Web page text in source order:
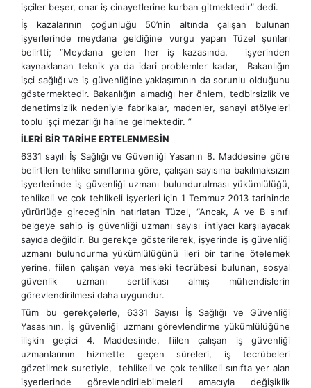
işçiler beşer, onar iş cinayetlerine kurban gitmektedir” dedi.
İş kazalarının çoğunluğu 50’nin altında çalışan bulunan
işyerlerinde meydana geldiğine vurgu yapan Tüzel şunları
belirtti; “Meydana gelen her iş kazasında, işyerinden
kaynaklanan teknik ya da idari problemler kadar, Bakanlığın
işçi sağlığı ve iş güvenliğine yaklaşımının da sorunlu olduğunu
göstermektedir. Bakanlığın almadığı her önlem, tedbirsizlik ve
denetimsizlik nedeniyle fabrikalar, madenler, sanayi atölyeleri
toplu işçi mezarlığı haline gelmektedir. ”
İLERİ BİR TARİHE ERTELENMESİN
6331 sayılı İş Sağlığı ve Güvenliği Yasanın 8. Maddesine göre
belirtilen tehlike sınıflarına göre, çalışan sayısına bakılmaksızın
işyerlerinde iş güvenliği uzmanı bulundurulması yükümlülüğü,
tehlikeli ve çok tehlikeli işyerleri için 1 Temmuz 2013 tarihinde
yürürlüğe gireceğinin hatırlatan Tüzel, “Ancak, A ve B sınıfı
belgeye sahip iş güvenliği uzmanı sayısı ihtiyacı karşılayacak
sayıda değildir. Bu gerekçe gösterilerek, işyerinde iş güvenliği
uzmanı bulundurma yükümlülüğünü ileri bir tarihe ötelemek
yerine, fiilen çalışan veya mesleki tecrübesi bulunan, sosyal
güvenlik uzmanı sertifikası almış mühendislerin
görevlendirilmesi daha uygundur.
Tüm bu gerekçelerle, 6331 Sayısı İş Sağlığı ve Güvenliği
Yasasının, İş güvenliği uzmanı görevlendirme yükümlülüğüne
ilişkin geçici 4. Maddesinde, fiilen çalışan iş güvenliği
uzmanlarının hizmette geçen süreleri, iş tecrübeleri
gözetilmek suretiyle, tehlikeli ve çok tehlikeli sınıfta yer alan
işyerlerinde görevlendirilebilmeleri amacıyla değişiklik